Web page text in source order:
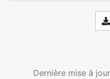
Dernière mise à